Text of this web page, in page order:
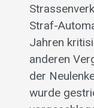
Straf-
Jahren
anderen
der
wurde